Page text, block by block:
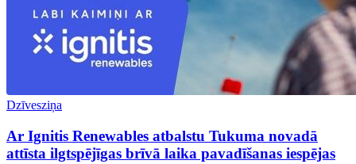
Dzīvesziņa
Ar Ignitis Renewables atbalstu Tukuma novadā
attīsta ilgtspējīgas brīvā laika pavadīšanas iespējas